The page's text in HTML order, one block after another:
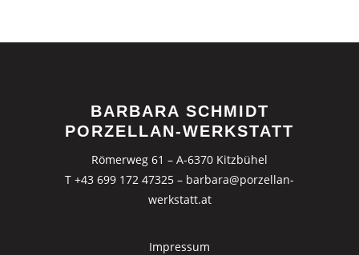
BARBARA SCHMIDT
PORZELLAN-WERKSTATT
Römerweg 61 – A-6370 Kitzbühel
T +43 699 172 47325 – barbara@porzellan-
werkstatt.at
Impressum